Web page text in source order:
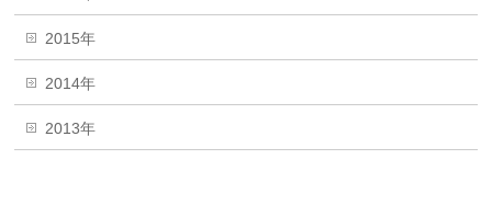
2015年
2014年
2013年